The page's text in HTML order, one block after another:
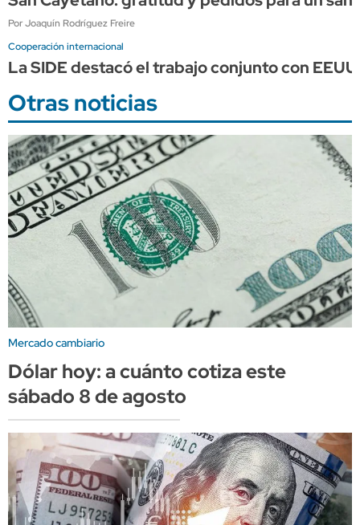
Por Joaquín Rodríguez Freire
Cooperación internacional
La SIDE destacó el trabajo conjunto con
Otras noticias
Mercado cambiario
Dólar hoy: a cuánto cotiza este
sábado 8 de agosto